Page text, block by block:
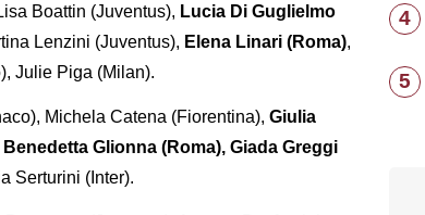
Boattin (Juventus), Lucia Di Guglielmo
Lenzini (Juventus), Elena Linari (Roma),
Julie Piga (Milan).
Michela Catena (Fiorentina), Giulia
Glionna (Roma), Giada Greggi
Serturini (Inter).
4
5